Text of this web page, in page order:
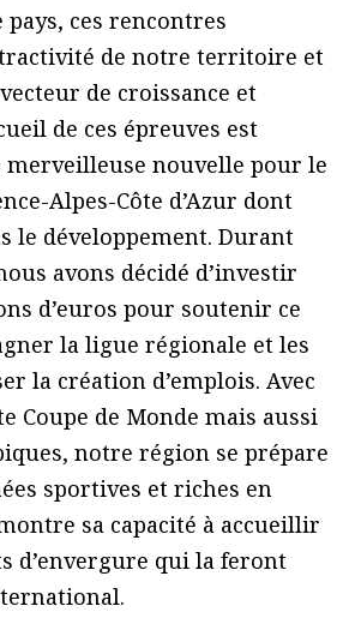
pays, ces rencontres
de notre territoire et
de croissance et
de ces épreuves est
merveilleuse nouvelle pour le
Alpes-Côte d’Azur dont
le développement. Durant
avons décidé d’investir
d’euros pour soutenir ce
la ligue régionale et les
la création d’emplois. Avec
Coupe de Monde mais aussi
notre région se prépare
sportives et riches en
sa capacité à accueillir
d’envergure qui la feront